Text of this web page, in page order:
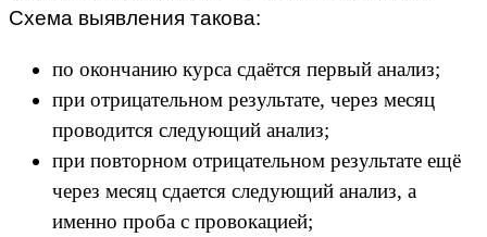
Схема выявления такова:
по окончанию курса сдаётся первый анализ;
при отрицательном результате, через месяц
проводится следующий анализ;
при повторном отрицательном результате ещё
через месяц сдается следующий анализ, а
именно проба с провокацией;